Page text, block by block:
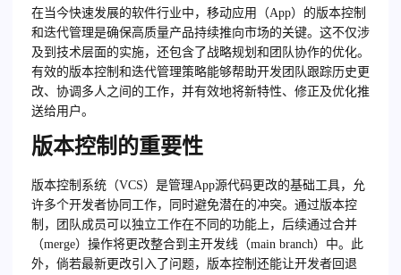
在当今快速发展的软件行业中，移动应用（App）的版本控制
和迭代管理是确保高质量产品持续推向市场的关键。这不仅涉
及到技术层面的实施，还包含了战略规划和团队协作的优化。
有效的版本控制和迭代管理策略能够帮助开发团队跟踪历史更
改、协调多人之间的工作，并有效地将新特性、修正及优化推
送给用户。
版本控制的重要性
版本控制系统（VCS）是管理App源代码更改的基础工具，允
许多个开发者协同工作，同时避免潜在的冲突。通过版本控
制，团队成员可以独立工作在不同的功能上，后续通过合并
（merge）操作将更改整合到主开发线（main branch）中。此
外，倘若最新更改引入了问题，版本控制还能让开发者回退